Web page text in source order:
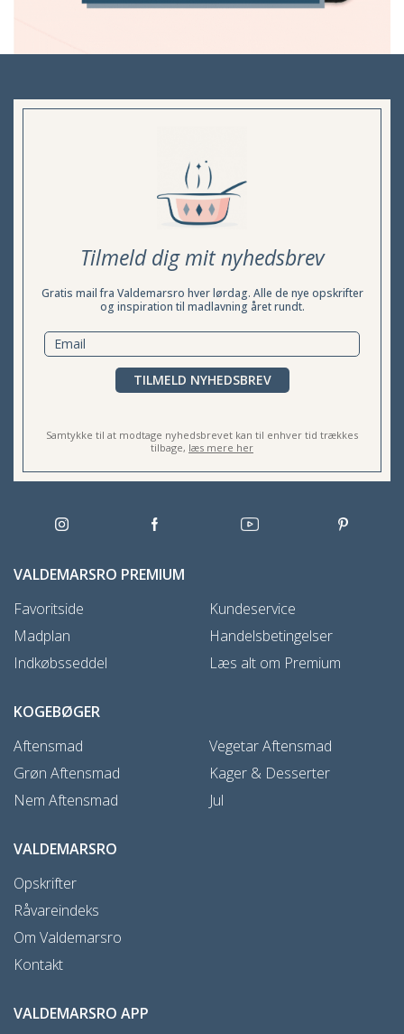
Tilmeld dig mit nyhedsbrev
Gratis mail fra Valdemarsro hver lørdag. Alle de nye opskrifter
og inspiration til madlavning året rundt.
TILMELD NYHEDSBREV
Samtykke til at modtage nyhedsbrevet kan til enhver tid trækkes
tilbage, læs mere her
VALDEMARSRO PREMIUM
Favoritside
Madplan
Indkøbsseddel
Kundeservice
Handelsbetingelser
Læs alt om Premium
KOGEBØGER
Aftensmad
Grøn Aftensmad
Nem Aftensmad
Vegetar Aftensmad
Kager & Desserter
Jul
VALDEMARSRO
Opskrifter
Råvareindeks
Om Valdemarsro
Kontakt
VALDEMARSRO APP